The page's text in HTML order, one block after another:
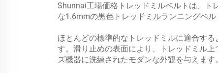
Shunnai工場価格トレッドミルベルトは、ト
な1.6mmの黒色トレッドミルランニングベ
ほとんどの標準的なトレッドミルに適合す
す。滑り止めの表面により、トレッドミル
ズ機器に洗練されたモダンな外観を与えます。